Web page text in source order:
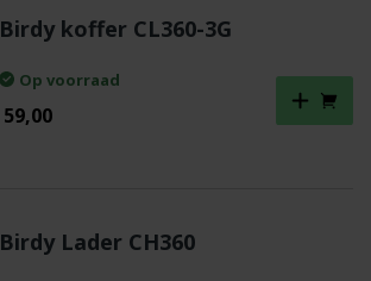
Birdy koffer CL360-3G
Op voorraad
59,00
Birdy Lader CH360